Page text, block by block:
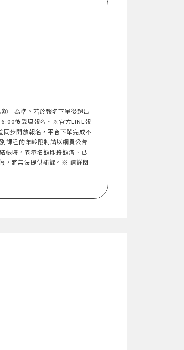
」為準。若於報名下單後超出
後受理報名。※官方LINE報
步開放報名，平台下單完成不
課程的年齡限制請以網頁公告
帳時，表示名額即將額滿、已
，將無法提供補課。※ 請詳閱